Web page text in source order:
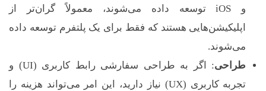
و iOS توسعه داده می‌شوند، معمولاً گران‌تر از
اپلیکیشن‌هایی هستند که فقط برای یک پلتفرم توسعه داده
می‌شوند.
طراحی
: اگر به طراحی سفارشی رابط کاربری (UI) و
تجربه کاربری (UX) نیاز دارید، این امر می‌تواند هزینه را